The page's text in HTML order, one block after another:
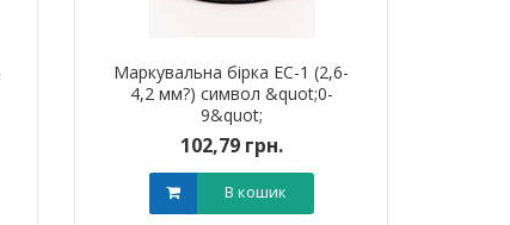
Маркувальна бірка ЕС-1 (2,6-
4,2 мм?) символ &quot;0-
9&quot;
102,79 грн.
В кошик